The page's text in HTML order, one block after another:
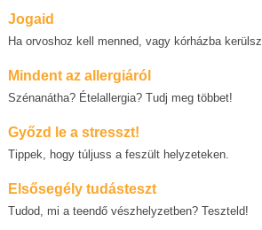
Jogaid
Ha orvoshoz kell menned, vagy kórházba kerülsz
Mindent az allergiáról
Szénanátha? Ételallergia? Tudj meg többet!
Győzd le a stresszt!
Tippek, hogy túljuss a feszült helyzeteken.
Elsősegély tudásteszt
Tudod, mi a teendő vészhelyzetben? Teszteld!